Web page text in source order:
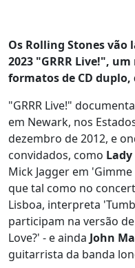
Os Rolling Stones vão
2023 "GRRR Live!",
formatos de CD duplo,
"GRRR Live!"
em Newark, nos
dezembro de 2012, e
convidados, como Lady
Mick Jagger em
que tal como no
Lisboa, interpreta
participam na versão
Love?' - e ainda John
guitarrista da banda